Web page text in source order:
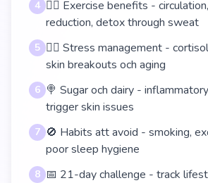
4 🏋️‍♀️ Exercise benefits -
reduction, detox through sweat
5 🧘‍♀️ Stress management -
skin breakouts och aging
6 🍭 Sugar och dairy -
trigger skin issues
7 🚫 Habits att avoid - smoking,
poor sleep hygiene
8 📅 21-day challenge - track